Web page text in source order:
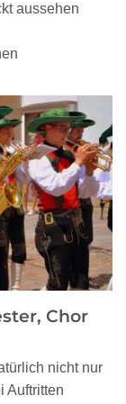
aussehen
Chor
nicht nur
Auftritten